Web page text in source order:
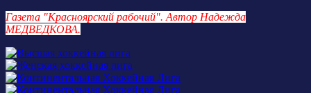
Газета "Красноярский рабочий". Автор Надежда
МЕДВЕДКОВА.